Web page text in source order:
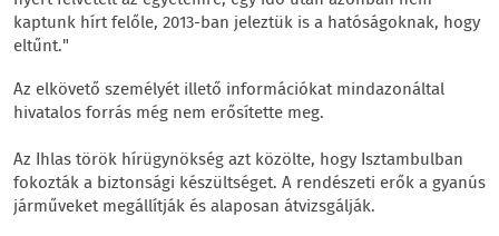
kaptunk hírt felőle, 2013-ban jeleztük is a hatóságoknak, hogy
eltűnt."
Az elkövető személyét illető információkat mindazonáltal
hivatalos forrás még nem erősítette meg.
Az Ihlas török hírügynökség azt közölte, hogy Isztambulban
fokozták a biztonsági készültséget. A rendészeti erők a gyanús
járműveket megállítják és alaposan átvizsgálják.